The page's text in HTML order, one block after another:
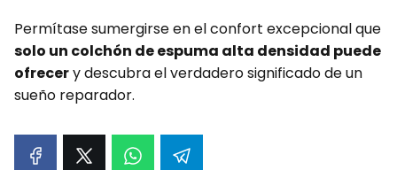
Permítase sumergirse en el confort excepcional que
solo un colchón de espuma alta densidad puede
ofrecery descubra el verdadero significado de un
sueño reparador.